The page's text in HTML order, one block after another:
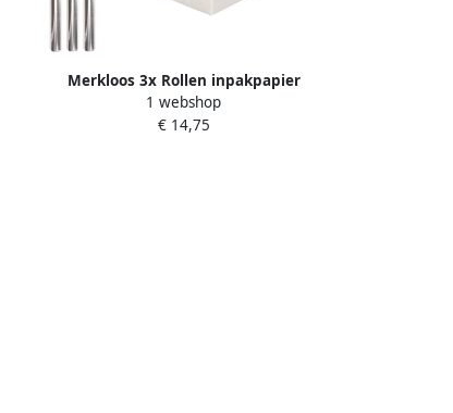
Merkloos 3x Rollen inpakpapier
cadeaufolie metallic zilver 200 x 70 cm
Kaftpapier
1 webshop
€ 14,75